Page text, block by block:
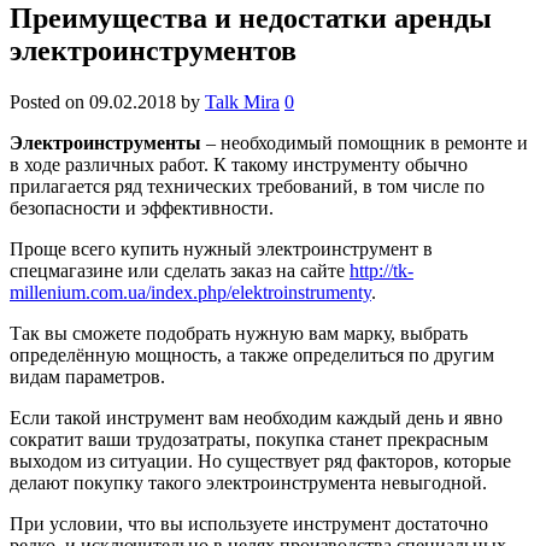
Преимущества и недостатки аренды
электроинструментов
Posted on 09.02.2018 by Talk Mira 0
Электроинструменты – необходимый помощник в ремонте и
в ходе различных работ. К такому инструменту обычно
прилагается ряд технических требований, в том числе по
безопасности и эффективности.
Проще всего купить нужный электроинструмент в
спецмагазине или сделать заказ на сайте http://tk-
millenium.com.ua/index.php/elektroinstrumenty.
Так вы сможете подобрать нужную вам марку, выбрать
определённую мощность, а также определиться по другим
видам параметров.
Если такой инструмент вам необходим каждый день и явно
сократит ваши трудозатраты, покупка станет прекрасным
выходом из ситуации. Но существует ряд факторов, которые
делают покупку такого электроинструмента невыгодной.
При условии, что вы используете инструмент достаточно